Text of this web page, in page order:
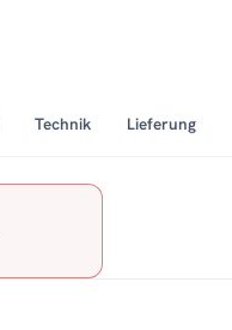
Technik Lieferung